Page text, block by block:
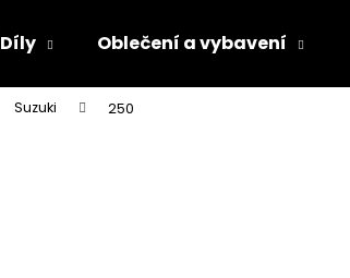
Oblečení a vybavení
Suzuki 250
najít?